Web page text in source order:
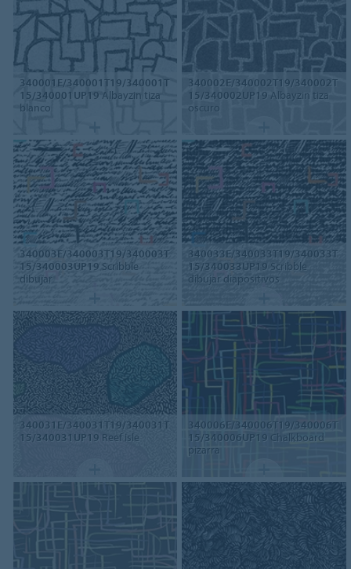
340001E/340001T19/340001T
15/340001UP19 Albayzin tiza
blanco
340002E/340002T19/340002T
15/340002UP19 Albayzin tiza
oscuro
340003E/340003T19/340003T
15/340003UP19 Scribble
dibujar
340033E/340033T19/340033T
15/340033UP19 Scribble
dibujar diapositivos
340031E/340031T19/340031T
15/340031UP19 Reef isle
340006E/340006T19/340006T
15/340006UP19 Chalkboard
pizarra